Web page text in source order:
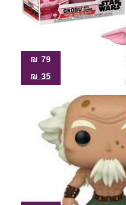
79
₪
35
₪